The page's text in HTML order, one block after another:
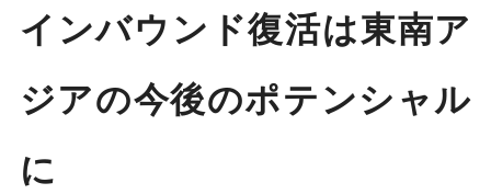
インバウンド復活は東南ア
ジアの今後のポテンシャル
に